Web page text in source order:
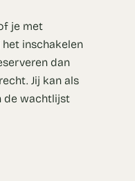
je met
inschakelen
dan
Jij kan als
de wachtlijst